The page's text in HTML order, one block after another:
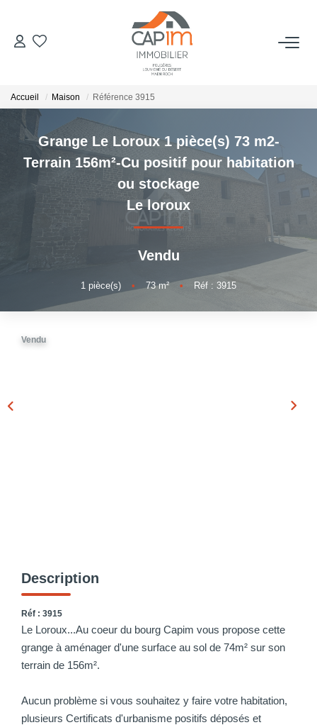
VENTES
NOTRE AGENCE
Qui Sommes Nous
Notre Équipe
Nos Actualités
CONTACT
Accueil Maison Référence 3915
Grange Le Loroux 1 pièce(s) 73 m2-
Terrain 156m²-Cu positif pour habitation
ou stockage
Le loroux
Vendu
1 pièce(s) • 73m² • Réf : 3915
Vendu
Description
Réf : 3915
Le Loroux...Au coeur du bourg Capim vous propose cette
grange à aménager d'une surface au sol de 74m² sur son
terrain de 156m².
Aucun problème si vous souhaitez y faire votre habitation,
plusieurs Certificats d'urbanisme positifs déposés et